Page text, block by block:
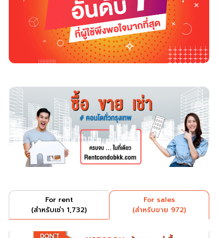
For rent
(สำหรับเช่า 1,732)
For sales
(สำหรับขาย 972)